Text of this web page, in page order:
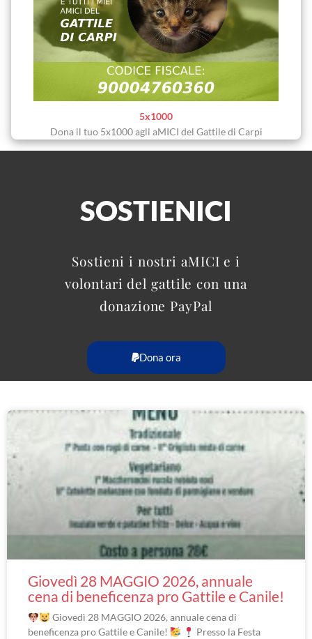
5x1000
Dona il tuo 5x1000 agli aMICI del Gattile di Carpi
SOSTIENICI
Sostieni i nostri aMICI e i
volontari del gattile con una
donazione PayPal
Dona ora
Giovedì 28 MAGGIO 2026, annuale
cena di beneficenza pro Gattile e Canile!
Giovedì 28 MAGGIO 2026, annuale cena di
beneficenza pro Gattile e Canile!
Presso la Festa